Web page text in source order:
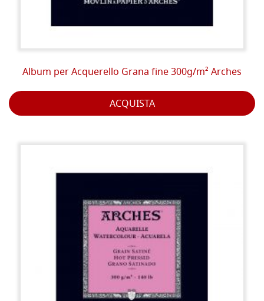
Album per Acquerello Grana fine 300g/m² Arches
ACQUISTA